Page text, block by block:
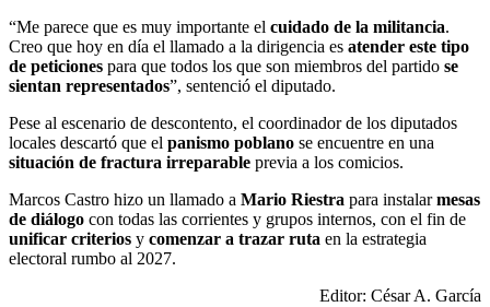
“Me parece que es muy importante el cuidado de la militancia.
Creo que hoy en día el llamado a la dirigencia es atender este tipo
de peticiones para que todos los que son miembros del partido se
sientan representados”, sentenció el diputado.
Pese al escenario de descontento, el coordinador de los diputados
locales descartó que el panismo poblano se encuentre en una
situación de fractura irreparable previa a los comicios.
Marcos Castro hizo un llamado a Mario Riestra para instalarmesas
de diálogo con todas las corrientes y grupos internos, con el fin de
unificar criterios y comenzar a trazar ruta en la estrategia
electoral rumbo al 2027.
Editor: César A. García